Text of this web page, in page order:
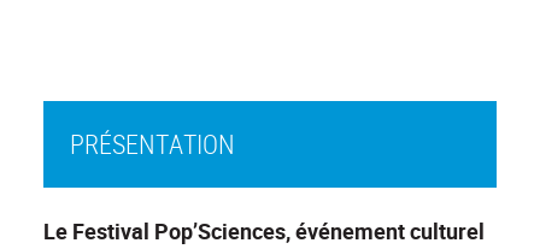
PRÉSENTATION
Le Festival Pop’Sciences, événement culturel